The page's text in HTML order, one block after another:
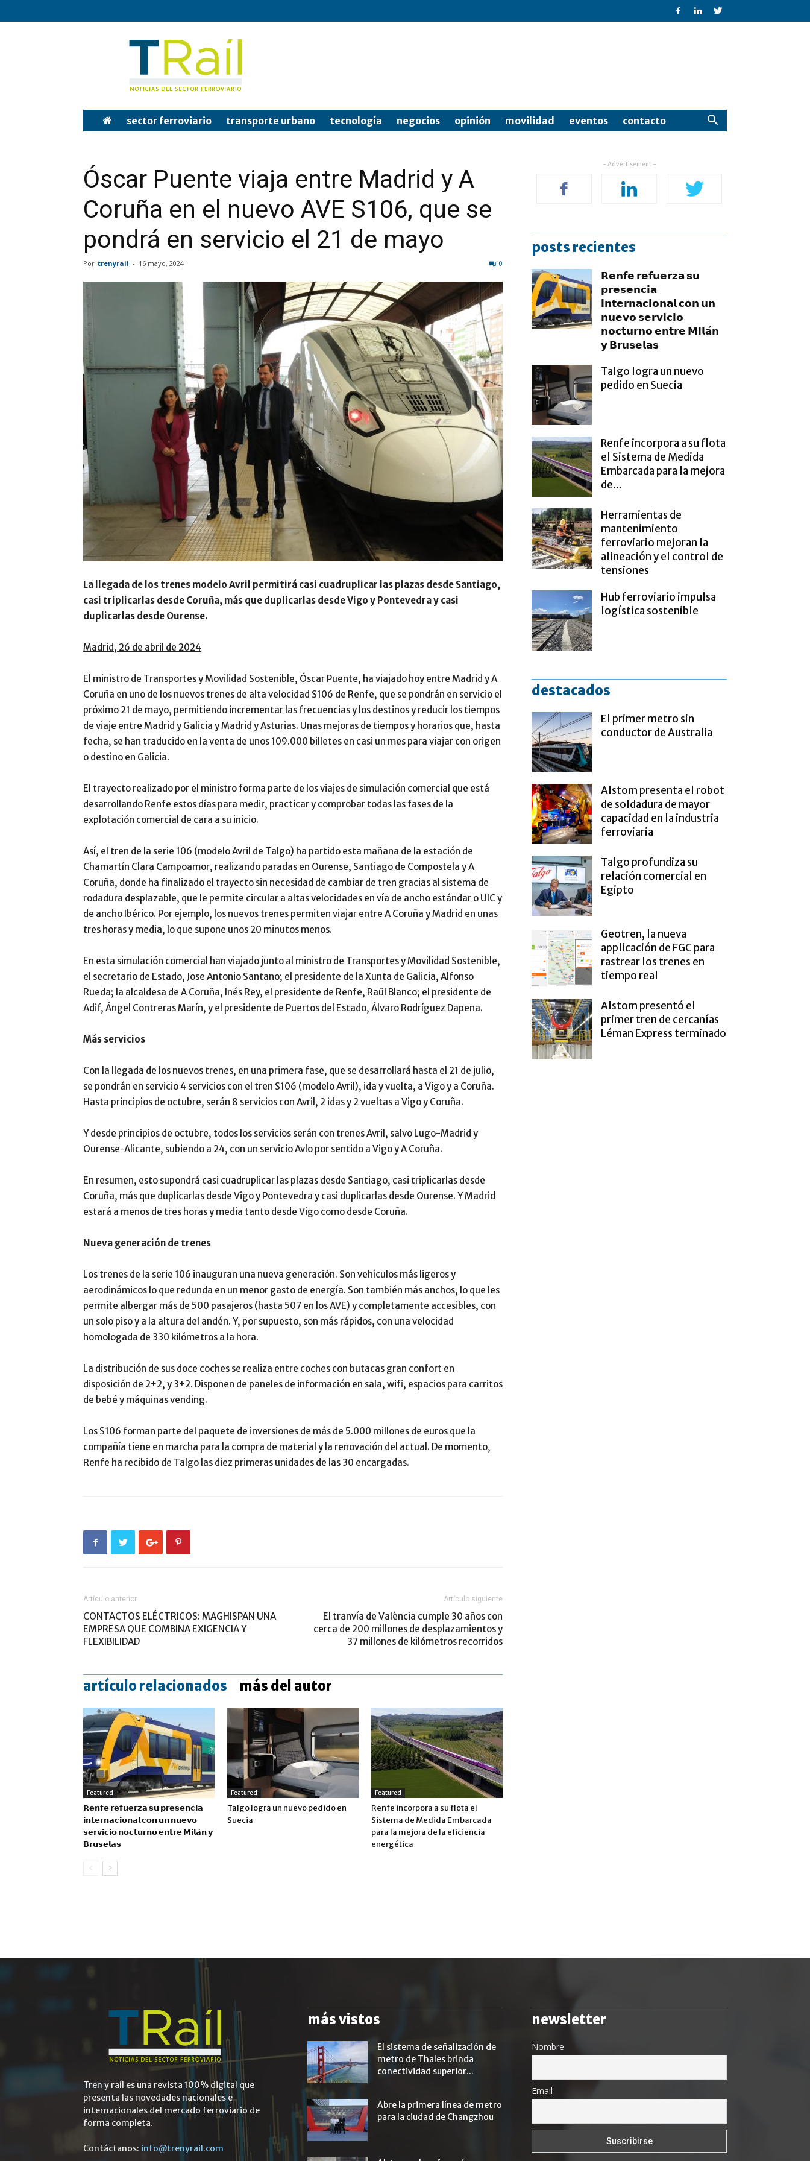
Tren
sector ferroviario transporte urbano tecnología negocios opinión movilidad eventos contacto
Óscar Puente viaja entre Madrid y A
Coruña en el nuevo AVE S106, que se
pondrá en servicio el 21 de mayo
Por trenyrail - 16 mayo, 2024 0
La llegada de los trenes modelo Avril permitirá casi cuadruplicar las plazas desde Santiago,
casi triplicarlas desde Coruña, más que duplicarlas desde Vigo y Pontevedra y casi
duplicarlas desde Ourense.
Madrid, 26 de abril de 2024
El ministro de Transportes y Movilidad Sostenible, Óscar Puente, ha viajado hoy entre Madrid y A
Coruña en uno de los nuevos trenes de alta velocidad S106 de Renfe, que se pondrán en servicio el
próximo 21 de mayo, permitiendo incrementar las frecuencias y los destinos y reducir los tiempos
de viaje entre Madrid y Galicia y Madrid y Asturias. Unas mejoras de tiempos y horarios que, hasta
fecha, se han traducido en la venta de unos 109.000 billetes en casi un mes para viajar con origen
o destino en Galicia.
El trayecto realizado por el ministro forma parte de los viajes de simulación comercial que está
desarrollando Renfe estos días para medir, practicar y comprobar todas las fases de la
explotación comercial de cara a su inicio.
Así, el tren de la serie 106 (modelo Avril de Talgo) ha partido esta mañana de la estación de
Chamartín Clara Campoamor, realizando paradas en Ourense, Santiago de Compostela y A
Coruña, donde ha finalizado el trayecto sin necesidad de cambiar de tren gracias al sistema de
rodadura desplazable, que le permite circular a altas velocidades en vía de ancho estándar o UIC y
de ancho Ibérico. Por ejemplo, los nuevos trenes permiten viajar entre A Coruña y Madrid en unas
tres horas y media, lo que supone unos 20 minutos menos.
En esta simulación comercial han viajado junto al ministro de Transportes y Movilidad Sostenible,
el secretario de Estado, Jose Antonio Santano; el presidente de la Xunta de Galicia, Alfonso
Rueda; la alcaldesa de A Coruña, Inés Rey, el presidente de Renfe, Raül Blanco; el presidente de
Adif, Ángel Contreras Marín, y el presidente de Puertos del Estado, Álvaro Rodríguez Dapena.
Más servicios
Con la llegada de los nuevos trenes, en una primera fase, que se desarrollará hasta el 21 de julio,
se pondrán en servicio 4 servicios con el tren S106 (modelo Avril), ida y vuelta, a Vigo y a Coruña.
Hasta principios de octubre, serán 8 servicios con Avril, 2 idas y 2 vueltas a Vigo y Coruña.
Y desde principios de octubre, todos los servicios serán con trenes Avril, salvo Lugo-Madrid y
Ourense-Alicante, subiendo a 24, con un servicio Avlo por sentido a Vigo y A Coruña.
En resumen, esto supondrá casi cuadruplicar las plazas desde Santiago, casi triplicarlas desde
Coruña, más que duplicarlas desde Vigo y Pontevedra y casi duplicarlas desde Ourense. Y Madrid
estará a menos de tres horas y media tanto desde Vigo como desde Coruña.
Nueva generación de trenes
Los trenes de la serie 106 inauguran una nueva generación. Son vehículos más ligeros y
aerodinámicos lo que redunda en un menor gasto de energía. Son también más anchos, lo que les
permite albergar más de 500 pasajeros (hasta 507 en los AVE) y completamente accesibles, con
un solo piso y a la altura del andén. Y, por supuesto, son más rápidos, con una velocidad
homologada de 330 kilómetros a la hora.
La distribución de sus doce coches se realiza entre coches con butacas gran confort en
disposición de 2+2, y 3+2. Disponen de paneles de información en sala, wifi, espacios para carritos
de bebé y máquinas vending.
Los S106 forman parte del paquete de inversiones de más de 5.000 millones de euros que la
compañía tiene en marcha para la compra de material y la renovación del actual. De momento,
Renfe ha recibido de Talgo las diez primeras unidades de las 30 encargadas.
Artículo anterior
CONTACTOS ELÉCTRICOS: MAGHISPAN UNA
EMPRESA QUE COMBINA EXIGENCIA Y
FLEXIBILIDAD
Artículo siguiente
El tranvía de València cumple 30 años con
cerca de 200 millones de desplazamientos y
37 millones de kilómetros recorridos
artículo relacionados más del autor
Featured
𝗥𝗲𝗻𝗳𝗲 𝗿𝗲𝗳𝘂𝗲𝗿𝘇𝗮 𝘀𝘂 𝗽𝗿𝗲𝘀𝗲𝗻𝗰𝗶𝗮
𝗶𝗻𝘁𝗲𝗿𝗻𝗮𝗰𝗶𝗼𝗻𝗮𝗹 𝗰𝗼𝗻 𝘂𝗻 𝗻𝘂𝗲𝘃𝗼
𝘀𝗲𝗿𝘃𝗶𝗰𝗶𝗼 𝗻𝗼𝗰𝘁𝘂𝗿𝗻𝗼 𝗲𝗻𝘁𝗿𝗲 𝗠𝗶𝗹𝗮́𝗻 𝘆
𝗕𝗿𝘂𝘀𝗲𝗹𝗮𝘀
Featured
Talgo logra un nuevo pedido en
Suecia
Featured
Renfe incorpora a su flota el
Sistema de Medida Embarcada
para la mejora de la eficiencia
energética
- Advertisement -
posts recientes
𝗥𝗲𝗻𝗳𝗲 𝗿𝗲𝗳𝘂𝗲𝗿𝘇𝗮 𝘀𝘂
𝗽𝗿𝗲𝘀𝗲𝗻𝗰𝗶𝗮
𝗶𝗻𝘁𝗲𝗿𝗻𝗮𝗰𝗶𝗼𝗻𝗮𝗹 𝗰𝗼𝗻 𝘂𝗻
𝗻𝘂𝗲𝘃𝗼 𝘀𝗲𝗿𝘃𝗶𝗰𝗶𝗼
𝗻𝗼𝗰𝘁𝘂𝗿𝗻𝗼 𝗲𝗻𝘁𝗿𝗲 𝗠𝗶𝗹𝗮́𝗻
𝘆 𝗕𝗿𝘂𝘀𝗲𝗹𝗮𝘀
Talgo logra un nuevo
pedido en Suecia
Renfe incorpora a su flota
el Sistema de Medida
Embarcada para la mejora
de...
Herramientas de
mantenimiento
ferroviario mejoran la
alineación y el control de
tensiones
Hub ferroviario impulsa
logística sostenible
destacados
El primer metro sin
conductor de Australia
Alstom presenta el robot
de soldadura de mayor
capacidad en la industria
ferroviaria
Talgo profundiza su
relación comercial en
Egipto
Geotren, la nueva
applicación de FGC para
rastrear los trenes en
tiempo real
Alstom presentó el
primer tren de cercanías
Léman Express terminado
Tren y raíl es una revista 100% digital que
presenta las novedades nacionales e
internacionales del mercado ferroviario de
forma completa.
Contáctanos: info@trenyrail.com
más vistos
El sistema de señalización de
metro de Thales brinda
conectividad superior...
Abre la primera línea de metro
para la ciudad de Changzhou
newsletter
Nombre
Email